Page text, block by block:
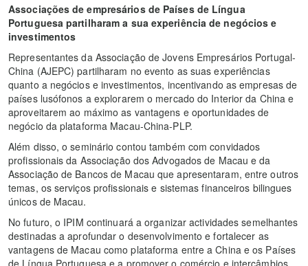
Associações de empresários de Países de Língua
Portuguesa partilharam a sua experiência de negócios e
investimentos
Representantes da Associação de Jovens Empresários Portugal-
China (AJEPC) partilharam no evento as suas experiências
quanto a negócios e investimentos, incentivando as empresas de
países lusófonos a explorarem o mercado do Interior da China e
aproveitarem ao máximo as vantagens e oportunidades de
negócio da plataforma Macau-China-PLP.
Além disso, o seminário contou também com convidados
profissionais da Associação dos Advogados de Macau e da
Associação de Bancos de Macau que apresentaram, entre outros
temas, os serviços profissionais e sistemas financeiros bilingues
únicos de Macau.
No futuro, o IPIM continuará a organizar actividades semelhantes
destinadas a aprofundar o desenvolvimento e fortalecer as
vantagens de Macau como plataforma entre a China e os Países